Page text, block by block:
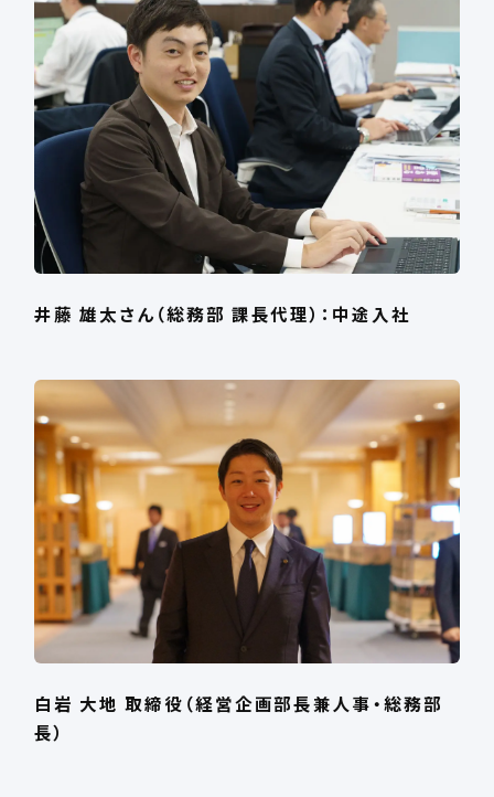
井藤 雄太さん（総務部 課長代理）：中途入社
白岩 大地 取締役（経営企画部長兼人事・総務部
長）